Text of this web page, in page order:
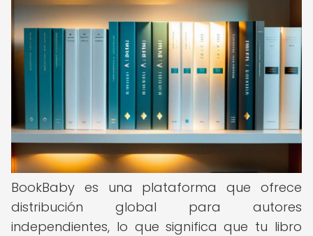
BookBaby es una plataforma que ofrece
distribución global para autores
independientes, lo que significa que tu libro